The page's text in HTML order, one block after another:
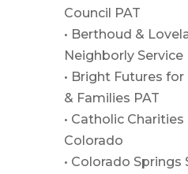
Council PAT
• Berthoud &
Neighborly Service
• Bright Futures
& Families PAT
• Catholic
Colorado
• Colorado